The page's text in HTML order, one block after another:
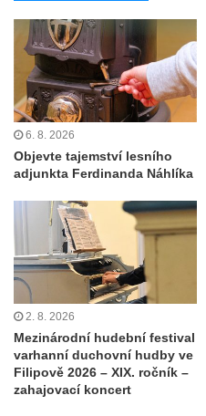
6. 8. 2026
Objevte tajemství lesního
adjunkta Ferdinanda Náhlíka
2. 8. 2026
Mezinárodní hudební festival
varhanní duchovní hudby ve
Filipově 2026 – XIX. ročník –
zahajovací koncert